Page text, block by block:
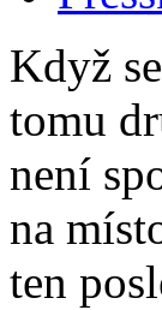
Když
tomu
není
na
ten